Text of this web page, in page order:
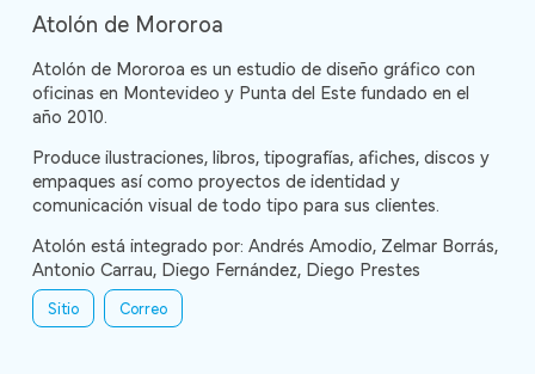
Atolón de Mororoa
Atolón de Mororoa es un estudio de diseño gráfico con
oficinas en Montevideo y Punta del Este fundado en el
año 2010.
Produce ilustraciones, libros, tipografías, afiches, discos y
empaques así como proyectos de identidad y
comunicación visual de todo tipo para sus clientes.
Atolón está integrado por: Andrés Amodio, Zelmar Borrás,
Antonio Carrau, Diego Fernández, Diego Prestes
Sitio Correo